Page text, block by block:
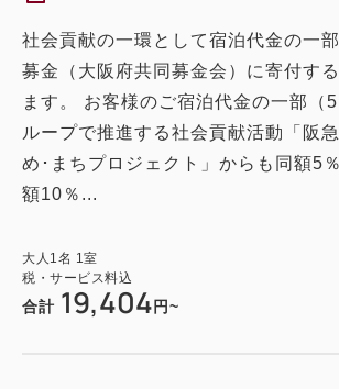
合計
残り3室 詳細
社会貢献の一環として宿泊代金の一
募金（大阪府共同募金会）に寄付す
ます。 お客様のご宿泊代金の一部（
ループで推進する社会貢献活動「阪
め･まちプロジェクト」からも同額5
額10％...
大人 1 名 1 室
税・サービス料込
合計 19,404円~